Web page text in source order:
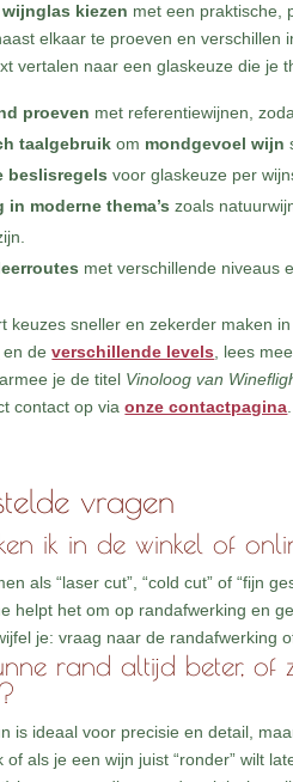
wijnglas kiezen met een praktische,
elkaar te proeven en
vertalen naar een glaskeuze die je
proeven met referentiewijnen,
taalgebruik om mondgevoel wijn
beslisregels voor glaskeuze per
in moderne thema’s zoals
met verschillende niveaus
keuzes sneller en zekerder maken
en deverschillende levels , lees
je de titel Vinoloog van
contact op viaonze contactpagina
vragen
ik in de winkel of
als “laser cut”, “cold cut” of “fijn
helpt het om op randafwerking en
je: vraag naar de randafwerking
rand altijd beter, of
is ideaal voor precisie en detail,
of als je een wijn juist “ronder” wilt